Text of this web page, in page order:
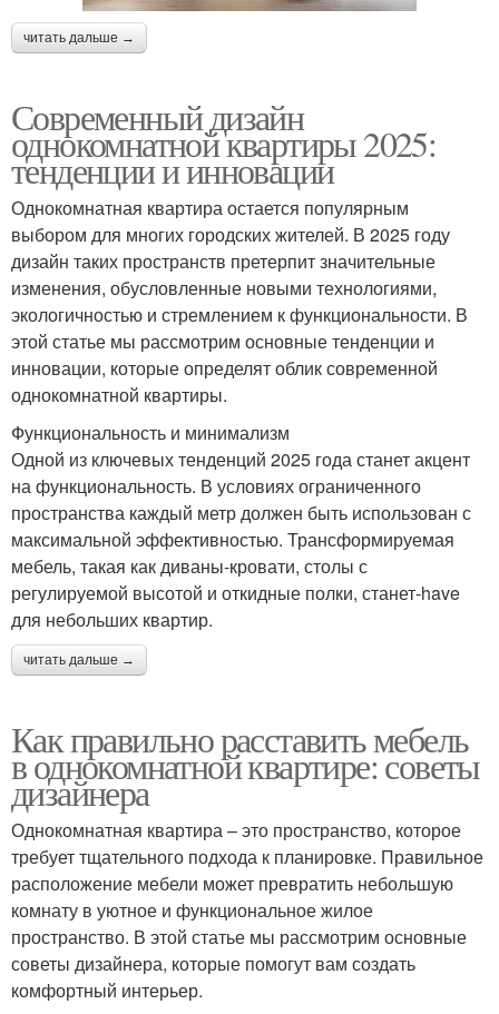
читать дальше →
Современный дизайн
однокомнатной квартиры 2025:
тенденции и инновации
Однокомнатная квартира остается популярным
выбором для многих городских жителей. В 2025 году
дизайн таких пространств претерпит значительные
изменения, обусловленные новыми технологиями,
экологичностью и стремлением к функциональности. В
этой статье мы рассмотрим основные тенденции и
инновации, которые определят облик современной
однокомнатной квартиры.
Функциональность и минимализм
Одной из ключевых тенденций 2025 года станет акцент
на функциональность. В условиях ограниченного
пространства каждый метр должен быть использован с
максимальной эффективностью. Трансформируемая
мебель, такая как диваны-кровати, столы с
регулируемой высотой и откидные полки, станет-have
для небольших квартир.
читать дальше →
Как правильно расставить мебель
в однокомнатной квартире: советы
дизайнера
Однокомнатная квартира – это пространство, которое
требует тщательного подхода к планировке. Правильное
расположение мебели может превратить небольшую
комнату в уютное и функциональное жилое
пространство. В этой статье мы рассмотрим основные
советы дизайнера, которые помогут вам создать
комфортный интерьер.